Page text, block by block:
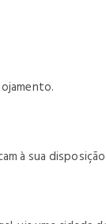
à sua